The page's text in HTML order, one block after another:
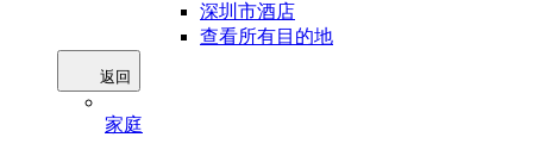
深圳市酒店
查看所有目的地
返回
家庭